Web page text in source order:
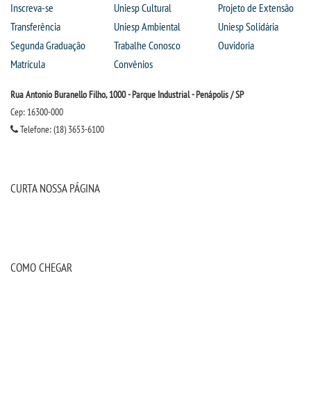
Inscreva-se
Transferência
Segunda Graduação
Matrícula
Uniesp Cultural
Uniesp Ambiental
Trabalhe Conosco
Convênios
Projeto de Extensão
Uniesp Solidária
Ouvidoria
Rua Antonio Buranello Filho, 1000 - Parque Industrial - Penápolis / SP
Cep: 16300-000
Telefone: (18) 3653-6100
CURTA NOSSA PÁGINA
COMO CHEGAR